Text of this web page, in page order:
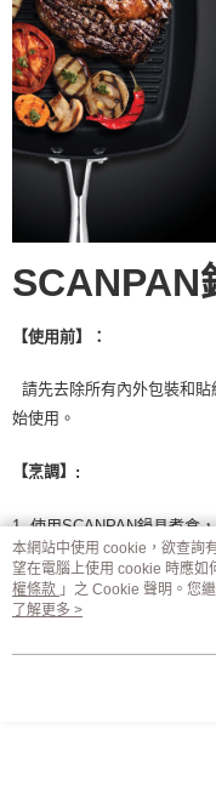
SCANPAN
【使用前】：
請先去除所有內外包裝和
始使用。
【烹調】 :
1. 使用SCANPAN鍋具煮食
溫油即可將食材下鍋，
材，請適量放些許食用油，
本網站中使用 cookie，欲查詢
望在電腦上使用 cookie 時應如
權條款 」之 Cookie 聲明。您
用條款之 Cookie 聲明使用
了解更多 >